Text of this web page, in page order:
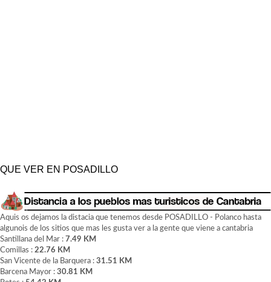
QUE VER EN POSADILLO
Aquis os dejamos la distacia que tenemos desde POSADILLO - Polanco hasta
algunois de los sitios que mas les gusta ver a la gente que viene a cantabria
Santillana del Mar : 7.49 KM
Comillas : 22.76 KM
San Vicente de la Barquera : 31.51 KM
Barcena Mayor : 30.81 KM